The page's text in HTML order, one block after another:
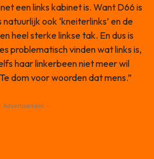
een links kabinet is. Want D66 is
natuurlijk ook ‘kneiterlinks’ en de
heel sterke linkse tak. En dus is
problematisch vinden wat links is,
haar linkerbeen niet meer wil
dom voor woorden dat mens.”
Advertisement -